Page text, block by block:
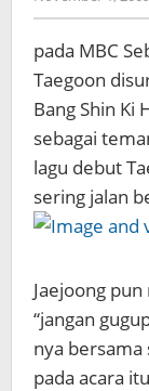
pada MBC
Taegoon
Bang Shin Ki
sebagai
lagu debut
sering jalan
Jaejoong
“jangan
nya bersama
pada acara